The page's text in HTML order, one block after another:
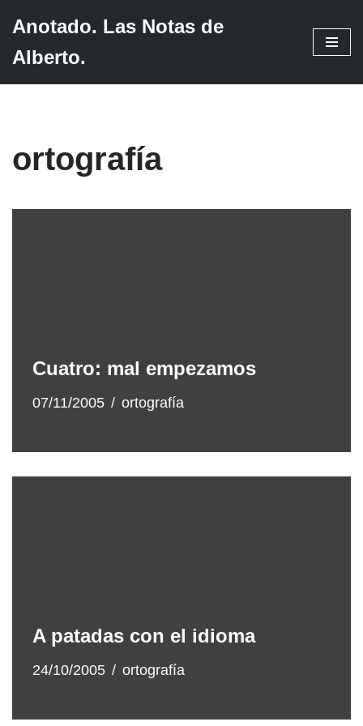
Saltar
Anotado. Las Notas de
Alberto.
ortografía
Cuatro: mal empezamos
07/11/2005 ortografía
A patadas con el idioma
24/10/2005 ortografía